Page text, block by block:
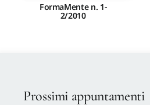
FormaMente n. 1-
2/2010
Prossimi appuntamenti